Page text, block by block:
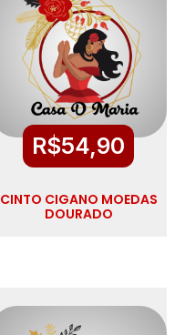
R$54,90
CINTO CIGANO MOEDAS
DOURADO